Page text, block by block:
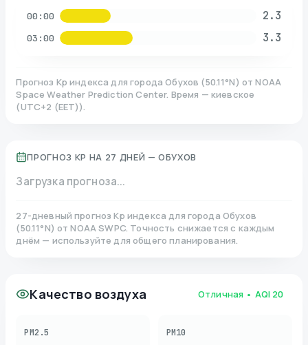
00:00 2.3
03:00 3.3
Прогноз Kp индекса для города Обухов (50.11°N) от NOAA
Space Weather Prediction Center. Время — киевское
(UTC+2 (EET)).
ПРОГНОЗ KP НА 27 ДНЕЙ — ОБУХОВ
Загрузка прогноза...
27-дневный прогноз Kp индекса для города Обухов
(50.11°N)от NOAA SWPC. Точность снижается с каждым
днём — используйте для общего планирования.
Качество воздуха Отличная • AQI 20
PM2.5 PM10